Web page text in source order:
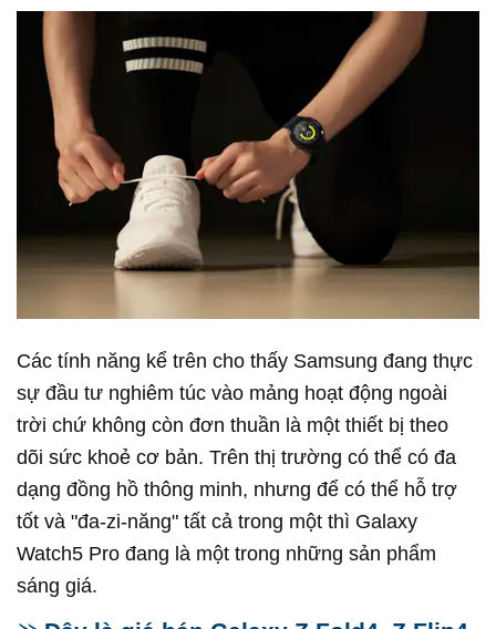
Các tính năng kể trên cho thấy Samsung đang thực
sự đầu tư nghiêm túc vào mảng hoạt động ngoài
trời chứ không còn đơn thuần là một thiết bị theo
dõi sức khoẻ cơ bản. Trên thị trường có thể có đa
dạng đồng hồ thông minh, nhưng để có thể hỗ trợ
tốt và "đa-zi-năng" tất cả trong một thì Galaxy
Watch5 Pro đang là một trong những sản phẩm
sáng giá.